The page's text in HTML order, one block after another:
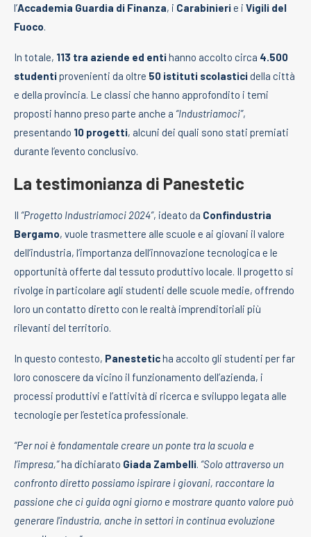
l’Accademia Guardia di Finanza, i Carabinierie i Vigili del
Fuoco.
In totale, 113 tra aziende ed entihanno accolto circa 4.500
studentiprovenienti da oltre 50 istituti scolasticidella città
e della provincia. Le classi che hanno approfondito i temi
proposti hanno preso parte anche a “Industriamoci”,
presentando 10 progetti, alcuni dei quali sono stati premiati
durante l’evento conclusivo.
La testimonianza di Panestetic
Il “Progetto Industriamoci 2024”, ideato da Confindustria
Bergamo, vuole trasmettere alle scuole e ai giovani il valore
dell’industria, l’importanza dell’innovazione tecnologica e le
opportunità offerte dal tessuto produttivo locale. Il progetto si
rivolge in particolare agli studenti delle scuole medie, offrendo
loro un contatto diretto con le realtà imprenditoriali più
rilevanti del territorio.
In questo contesto, Panesteticha accolto gli studenti per far
loro conoscere da vicino il funzionamento dell’azienda, i
processi produttivi e l’attività di ricerca e sviluppo legata alle
tecnologie per l’estetica professionale.
“Per noi è fondamentale creare un ponte tra la scuola e
l’impresa,”ha dichiarato Giada Zambelli. “Solo attraverso un
confronto diretto possiamo ispirare i giovani, raccontare la
passione che ci guida ogni giorno e mostrare quanto valore può
generare l’industria, anche in settori in continua evoluzione